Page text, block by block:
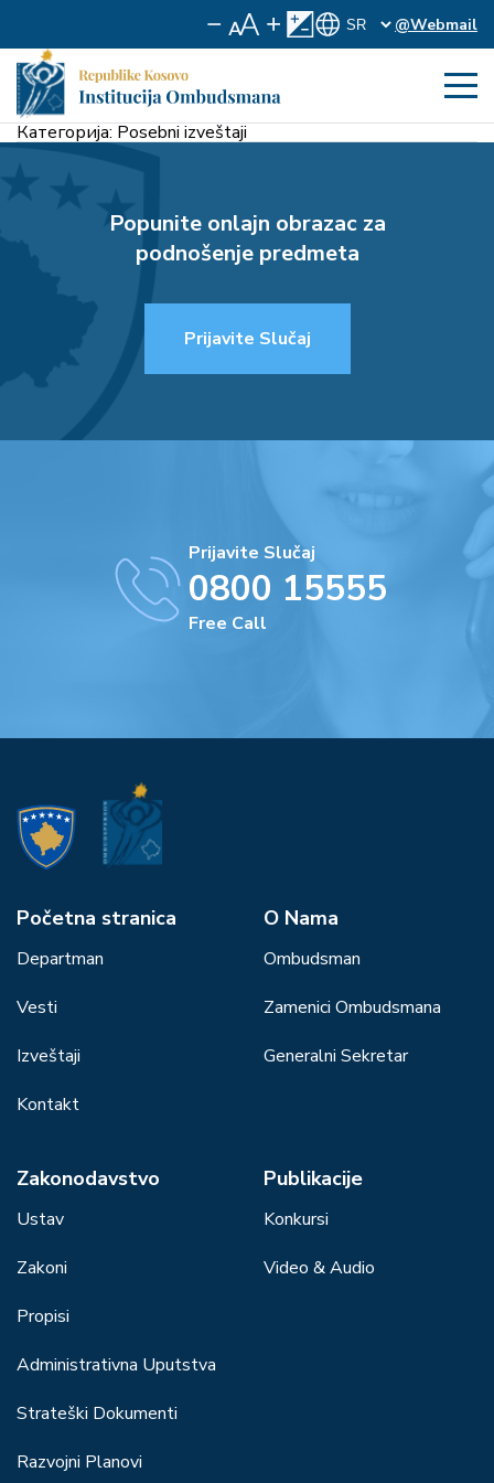
@Webmail
Категорија: Posebni izveštaji
Popunite onlajn obrazac za
podnošenje predmeta
Prijavite Slučaj
Prijavite Slučaj
0800 15555
Free Call
Početna stranica
Departman
Vesti
Izveštaji
Kontakt
О Nama
Ombudsman
Zamenici Ombudsmana
Generalni Sekretar
Zakonodavstvo
Ustav
Zakoni
Propisi
Administrativna Uputstva
Strateški Dokumenti
Razvojni Planovi
Publikacije
Konkursi
Video & Audio